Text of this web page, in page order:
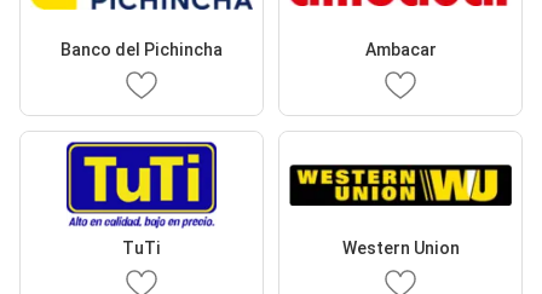
Banco del Pichincha Ambacar
TuTi Western Union